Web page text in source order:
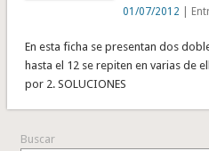
01/07/2012 |
En esta ficha se presentan dos
hasta el 12 se repiten en varias de
por 2. SOLUCIONES
Buscar